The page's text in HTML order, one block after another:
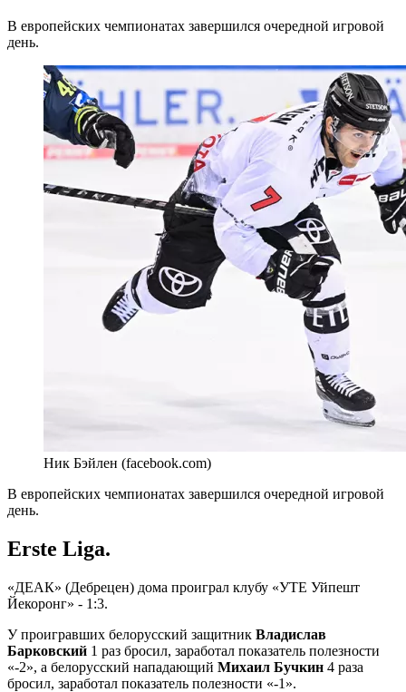
В европейских чемпионатах завершился очередной игровой
день.
Ник Бэйлен (facebook.com)
В европейских чемпионатах завершился очередной игровой
день.
Erste Liga.
«ДЕАК» (Дебрецен) дома проиграл клубу «УТЕ Уйпешт
Йекоронг» - 1:3.
У проигравших белорусский защитник Владислав
Барковский 1 раз бросил, заработал показатель полезности
«-2», а белорусский нападающий Михаил Бучкин 4 раза
бросил, заработал показатель полезности «-1».